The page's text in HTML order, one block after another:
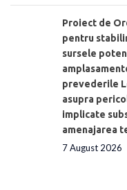
Proiect de
pentru
sursele
prevederile
asupra
implicate
amenajarea
7 August 2026